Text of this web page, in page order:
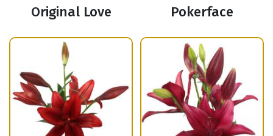
Original Love Pokerface